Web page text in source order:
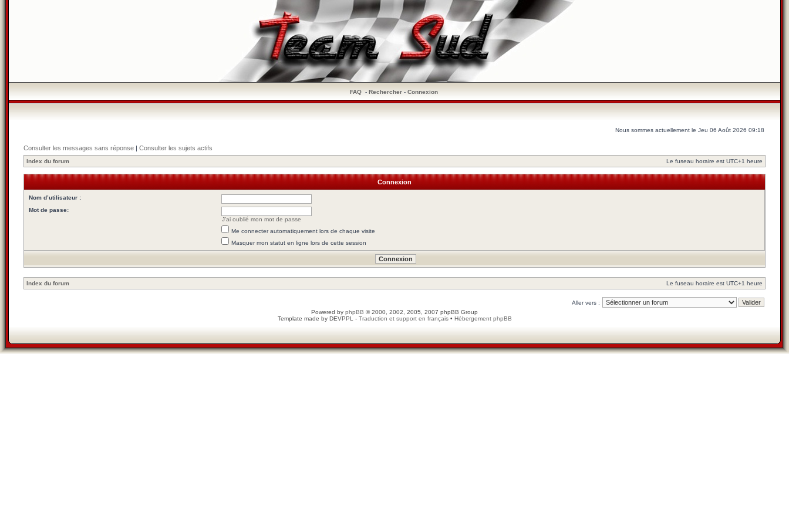
FAQ- Rechercher- Connexion
Nous sommes actuellement le Jeu 06 Août 2026 09:18
Consulter les messages sans réponse | Consulter les sujets actifs
Index du forum Le fuseau horaire est UTC+1 heure
Connexion
Nom d’utilisateur :
Mot de passe:
J’ai oublié mon mot de passe
Me connecter automatiquement lors de chaque visite
Masquer mon statut en ligne lors de cette session
Index du forum Le fuseau horaire est UTC+1 heure
Aller vers :
Powered by phpBB © 2000, 2002, 2005, 2007 phpBB Group
Template made by DEVPPL - Traduction et support en français• Hébergement phpBB